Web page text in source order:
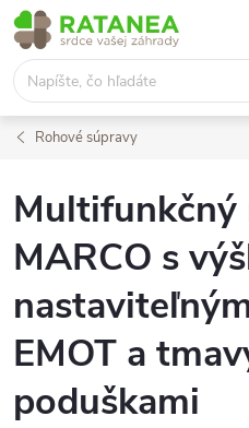
Prejsť
na
obsah
Rohové súpravy
Multifunkčný
MARCO s
EMOT a
poduškami